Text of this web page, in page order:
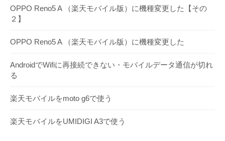
イ
ブ
OPPO Reno5 A （楽天モバイル版）に機種変更した【その
２】
OPPO Reno5 A （楽天モバイル版）に機種変更した
AndroidでWifiに再接続できない・モバイルデータ通信が切れ
る
楽天モバイルをmoto g6で使う
楽天モバイルをUMIDIGI A3で使う